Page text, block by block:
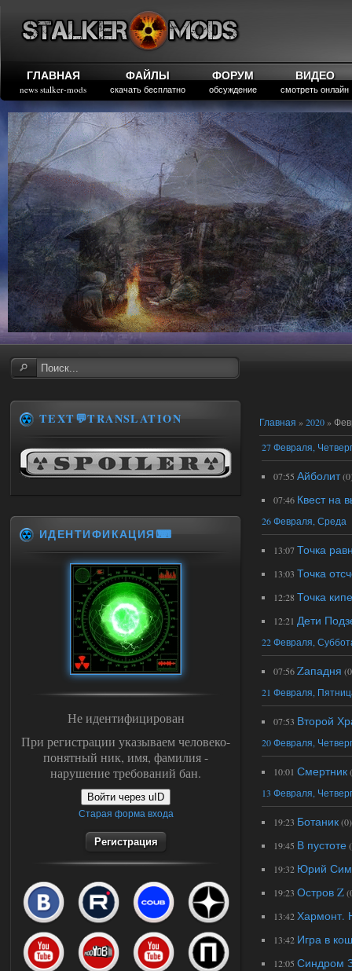
ГЛАВНАЯ
news stalker-mods
ФАЙЛЫ
скачать бесплатно
ФОРУМ
обсуждение
ВИДЕО
смотреть онлайн
Главная »2020»
27 Февраля, Четверг
07:55 Айболит
07:46 Квест на
26 Февраля, Среда
13:07Точка
13:03 Точка
12:28Точка
12:21 Дети
22 Февраля,
07:56Zападня
21 Февраля,
07:53 Второй
20 Февраля, Четверг
10:01 Смертник
13 Февраля, Четверг
19:23 Ботаник(0)
19:45 В пустоте
19:32 Юрий
19:23 Остров Z
13:42Хармонт.
13:42 Игра в
12:05 Синдром
TEXT💬TRANSLATION
ИДЕНТИФИКАЦИЯ⌨
Не идентифицирован
При регистрации указываем человеко-
понятный ник, имя, фамилия -
нарушение требований бан.
Войти через uID
Старая форма входа
Регистрация